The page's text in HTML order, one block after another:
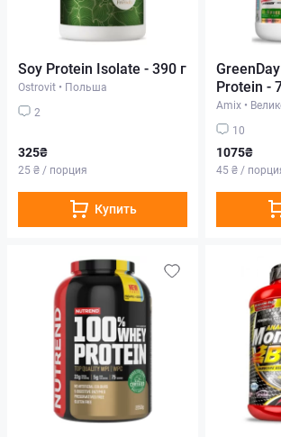
Soy Protein Isolate - 390 г
Ostrovit • Польша
2
325₴
25 ₴ / порция
Купить
Protein -
Amix •
10
1075₴
45 ₴ /